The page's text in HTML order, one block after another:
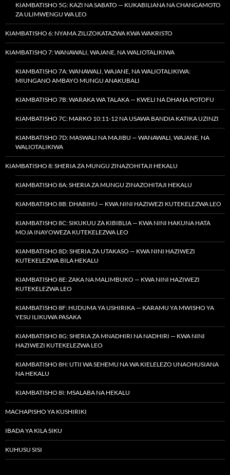
KIAMBATISHO 5G: KAZI NA SABATO — KUKABILIANA NA CHANGAMOTO
ZA ULIMWENGU WA LEO
KIAMBATISHO 6: NYAMA ZILIZOKATAZWA KWA WAKRISTO
KIAMBATISHO 7: WANAWALI, WAJANE, NA WALIOTALIKIWA
KIAMBATISHO 7A: WANAWALI, WAJANE, NA WALIOTALIKIWA:
MIUNGANO AMBAYO MUNGU ANAKUBALI
KIAMBATISHO 7B: WARAKA WA TALAKA — KWELI NA DHANA POTOFU
KIAMBATISHO 7C: MARKO 10:11-12 NA USAWA BANDIA KATIKA UZINZI
KIAMBATISHO 7D: MASWALI NA MAJIBU — WANAWALI, WAJANE, NA
WALIOTALIKIWA
KIAMBATISHO 8: SHERIA ZA MUNGU ZINAZOHITAJI HEKALU
KIAMBATISHO 8A: SHERIA ZA MUNGU ZINAZOHITAJI HEKALU
KIAMBATISHO 8B: DHABIHU — KWA NINI HAZIWEZI KUTEKELEZWA LEO
KIAMBATISHO 8C: SIKUKUU ZA KIBIBLIA — KWA NINI HAKUNA HATA
MOJA INAYOWEZA KUTEKELEZWA LEO
KIAMBATISHO 8D: SHERIA ZA UTAKASO — KWA NINI HAZIWEZI
KUTEKELEZWA BILA HEKALU
KIAMBATISHO 8E: ZAKA NA MALIMBUKO — KWA NINI HAZIWEZI
KUTEKELEZWA LEO
KIAMBATISHO 8F: HUDUMA YA USHIRIKA — KARAMU YA MWISHO YA
YESU ILIKUWA PASAKA
KIAMBATISHO 8G: SHERIA ZA MNADHIRI NA NADHIRI — KWA NINI
HAZIWEZI KUTEKELEZWA LEO
KIAMBATISHO 8H: UTII WA SEHEMU NA WA KIELELEZO UNAOHUSIANA
NA HEKALU
KIAMBATISHO 8I: MSALABA NA HEKALU
MACHAPISHO YA KUSHIRIKI
IBADA YA KILA SIKU
KUHUSU SISI